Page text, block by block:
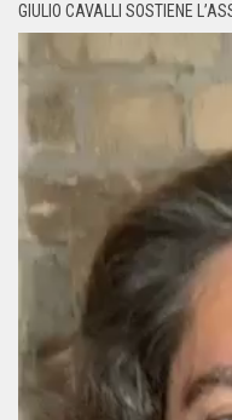
GIULIO CAVALLI SOSTIENE